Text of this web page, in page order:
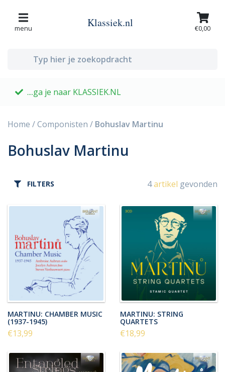
menu Klassiek.nl €0,00
....ga je naar KLASSIEK.NL
Home /Componisten / Bohuslav Martinu
Bohuslav Martinu
FILTERS 4artikel gevonden
MARTINU: CHAMBER MUSIC
(1937-1945)
€13,99
MARTINU: STRING
QUARTETS
€18,99